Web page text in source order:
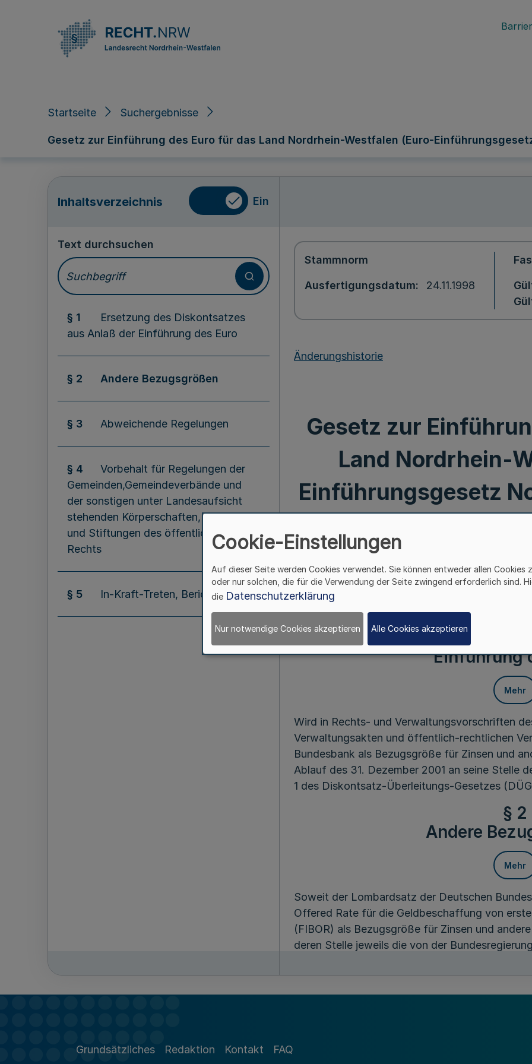
Startseite Suchergebnisse
Gesetz zur Einführung des Euro für das Land Nordrhein-Westfalen (Euro-
Inhaltsverzeichnis Ein
Text durchsuchen
§ 1
Ersetzung des Diskontsatzes
aus Anlaß der Einführung des Euro
§ 2 Andere Bezugsgrößen
§ 3 Abweichende Regelungen
§ 4
Vorbehalt für Regelungen der
Gemeinden,Gemeindeverbände und
der sonstigen unter Landesaufsicht
stehenden Körperschaften, Anstalten
und Stiftungen des öffentlichen
Rechts
§ 5 In-Kraft-Treten, Berichtspflicht
Stammnorm
Ausfertigungsdatum 24.11.1998
Änderungshistorie
Gesetz zur
Land Nordrhein-
Einführungsgesetz
Ersetzung des
Einführung
Mehr
Wird in Rechts- und Verwaltungsvorschriften
Verwaltungsakten und öffentlich-rechtlichen
Bundesbank als Bezugsgröße für Zinsen und
Ablauf des 31. Dezember 2001 an seine Stelle
1 des Diskontsatz-Überleitungs-Gesetzes
§ 2
Andere
Mehr
Soweit der Lombardsatz der Deutschen
Offered Rate für die Geldbeschaffung von
(FIBOR) als Bezugsgröße für Zinsen und
deren Stelle jeweils die von der
Grundsätzliches Redaktion Kontakt FAQ
Cookie-Einstellungen
Auf dieser Seite werden Cookies verwendet. Sie können entweder allen Cookies
oder nur solchen, die für die Verwendung der Seite zwingend erforderlich sind.
die Datenschutzerklärung
Nur notwendige Cookies akzeptieren Alle Cookies akzeptieren